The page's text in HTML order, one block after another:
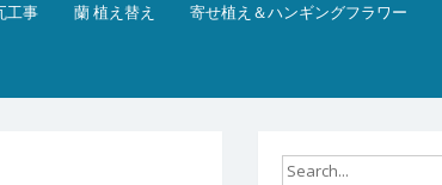
工事 蘭 植え替え 寄せ植え＆ハンギングフラワー